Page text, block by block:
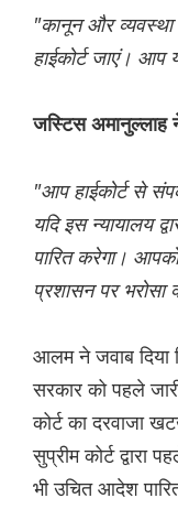
"कानून और
हाईकोर्ट जाएं। आप
जस्टिस अमानुल्लाह
"आप हाईकोर्ट से
यदि इस न्यायालय
पारित करेगा।
प्रशासन पर
आलम ने जवाब दिया
सरकार को पहले
कोर्ट का दरवाजा
सुप्रीम कोर्ट द्वारा
भी उचित आदेश